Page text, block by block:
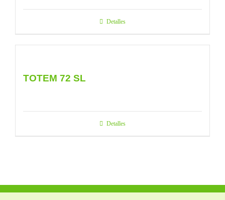
Detalles
TOTEM 72 SL
Detalles